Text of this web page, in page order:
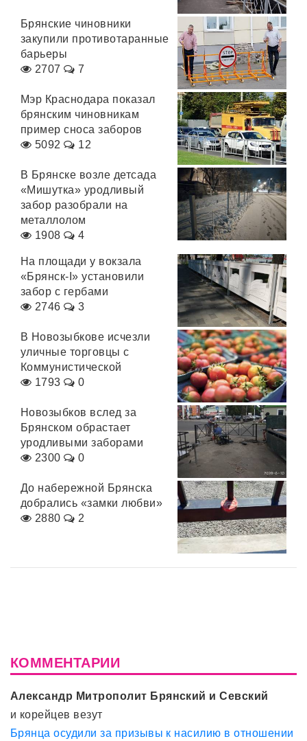
Брянские чиновники
закупили противотаранные
барьеры
2707
7
Мэр Краснодара показал
брянским чиновникам
пример сноса заборов
5092
12
В Брянске возле детсада
«Мишутка» уродливый
забор разобрали на
металлолом
1908
4
На площади у вокзала
«Брянск-I» установили
забор с гербами
2746
3
В Новозыбкове исчезли
уличные торговцы с
Коммунистической
1793
0
Новозыбков вслед за
Брянском обрастает
уродливыми заборами
2300
0
До набережной Брянска
добрались «замки любви»
2880
2
КОММЕНТАРИИ
Александр Митрополит Брянский и Севский
и корейцев везут
Брянца осудили за призывы к насилию в отношении